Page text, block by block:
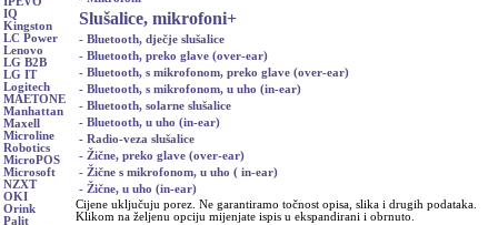
IQ
Kingston
LC Power
Lenovo
LG B2B
LG IT
Logitech
MAETONE
Manhattan
Maxell
Microline
Robotics
MicroPOS
Microsoft
NZXT
OKI
Orink
Palit
Slušalice, mikrofoni+
- Bluetooth, dječje slušalice
- Bluetooth, preko glave (over-ear)
- Bluetooth, s mikrofonom, preko glave (over-ear)
- Bluetooth, s mikrofonom, u uho (in-ear)
- Bluetooth, solarne slušalice
- Bluetooth, u uho (in-ear)
- Radio-veza slušalice
- Žične, preko glave (over-ear)
- Žične s mikrofonom, u uho ( in-ear)
- Žične, u uho (in-ear)
Cijene uključuju porez. Ne garantiramo točnost opisa, slika i drugih podataka.
Klikom na željenu opciju mijenjate ispis u ekspandirani i obrnuto.